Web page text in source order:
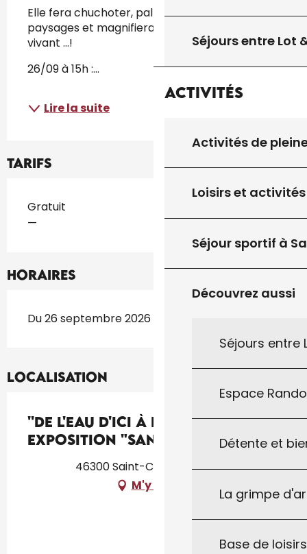
Séjours entre Lot
Activités
Activités de
Loisirs et activités
Séjour sportif à
Découvrez aussi
Séjours entre
Espace
Détente et
La grimpe
Base de
Elle fera chuchoter, palpiter l’eau au coeur de
paysages et magnifiera leur petit peuple
vivant ...!
26/09 à 15h :...
Lire la suite
Tarifs
Tarifs 2026
Gratuit
—
Horaires
Du 26 septembre 2026 au 9 octobre 2026
Localisation
''De l'eau d'ici à l'eau de là'' :
exposition "Sanctuaire"
46300 Saint-Cirq-Souillaguet
M'y rendre